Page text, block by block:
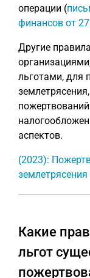
операции (
финансов от
Другие
льготами, для
аспектов.
(2023):
Какие
льгот